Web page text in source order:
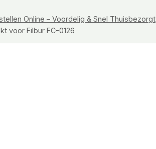
Online – Voordelig & Snel Thuisbezorgt
voor Filbur FC-0126